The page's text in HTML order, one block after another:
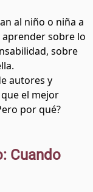
al niño o niña a
sobre lo
sobre
autores y
el mejor
por qué?
Cuando